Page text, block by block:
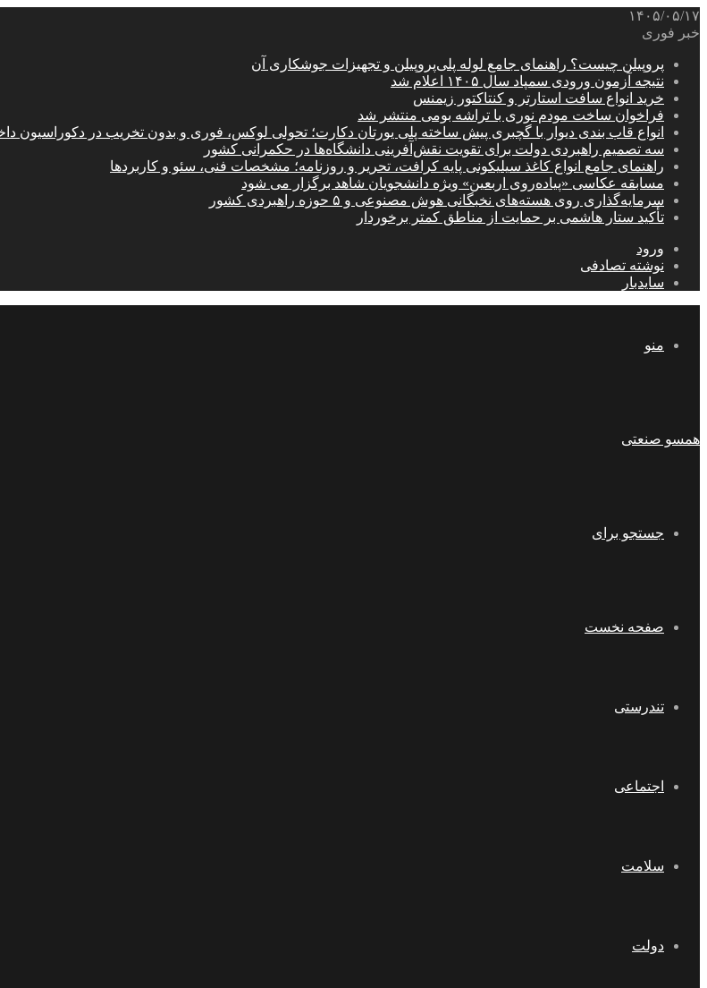
۱۴۰۵/۰۵/۱۷
خبر فوری
پروپیلن چیست؟ راهنمای جامع لوله پلی‌پروپیلن و تجهیزات جوشکاری آن
نتیجه آزمون ورودی سمپاد سال ۱۴۰۵ اعلام شد
خرید انواع سافت استارتر و کنتاکتور زیمنس
فراخوان ساخت مودم نوری با تراشه بومی منتشر شد
انواع قاب بندی دیوار با گچبری پیش ساخته پلی یورتان دکارت؛ تحولی لوکس، فوری و بدون تخریب در دکوراسیون
سه تصمیم راهبردی دولت برای تقویت نقش‌آفرینی دانشگاه‌ها در حکمرانی کشور
راهنمای جامع انواع کاغذ سیلیکونی پایه کرافت، تحریر و روزنامه؛ مشخصات فنی، سئو و کاربردها
مسابقه عکاسی «پیاده‌روی اربعین» ویژه دانشجویان شاهد برگزار می شود
سرمایه‌گذاری روی هسته‌های نخبگانی هوش مصنوعی و ۵ حوزه راهبردی کشور
تأکید ستار هاشمی بر حمایت از مناطق کمتر برخوردار
ورود
نوشته تصادفی
سایدبار
منو
همسو صنعتی
جستجو برای
صفحه نخست
تندرستی
اجتماعی
سلامت
دولت